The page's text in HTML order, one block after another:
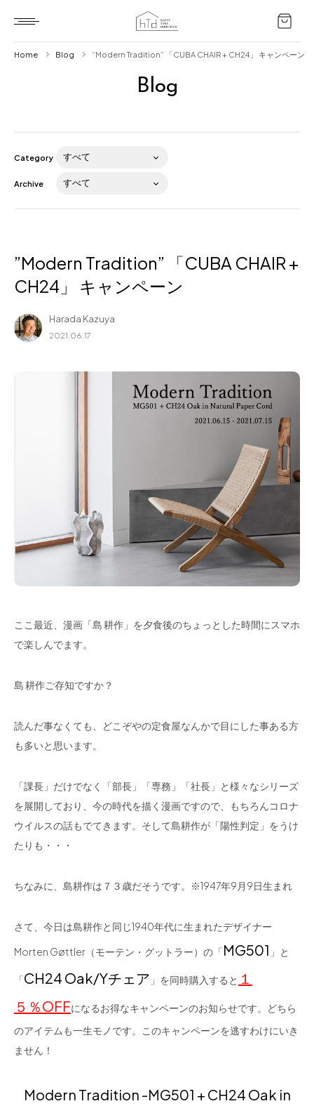
Blog
About us
for Business
フラッグシップストア
0965-52-0323
096-274-8175
Arv
0965-45-9282
Blog
Home Blog ”Modern Tradition” 「CUBA CHAIR + CH24」 キャンペーン
Category
Archive
”Modern Tradition” 「CUBA CHAIR +
CH24」 キャンペーン
Harada Kazuya
2021.06.17
ここ最近、漫画「島 耕作」を夕食後のちょっとした時間にスマホ
で楽しんでます。
島 耕作ご存知ですか？
読んだ事なくても、どこぞやの定食屋なんかで目にした事ある方
も多いと思います。
「課長」だけでなく「部長」「専務」「社長」と様々なシリーズ
を展開しており、今の時代を描く漫画ですので、もちろんコロナ
ウイルスの話もでてきます。そして島耕作が「陽性判定」をうけ
たりも・・・
ちなみに、島耕作は７３歳だそうです。※1947年9月9日生まれ
さて、今日は島耕作と同じ1940年代に生まれたデザイナー
Morten Gøttler（モーテン・グットラー）の「MG501 」と
「CH24 Oak/Yチェア 」を同時購入すると １
５％OFFになるお得なキャンペーンのお知らせです。どちら
のアイテムも一生モノです。このキャンペーンを逃すわけにいき
ません！
Modern Tradition -MG501 + CH24 Oak in